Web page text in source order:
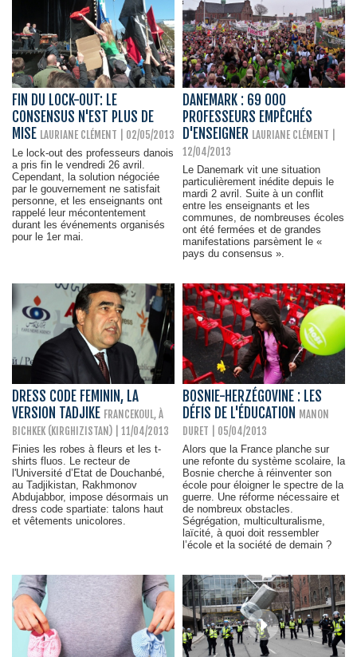
FIN DU LOCK-OUT: LE
CONSENSUS N'EST PLUS DE
MISE LAURIANE CLÉMENT | 02/05/2013
Le lock-out des professeurs danois
a pris fin le vendredi 26 avril.
Cependant, la solution négociée
par le gouvernement ne satisfait
personne, et les enseignants ont
rappelé leur mécontentement
durant les événements organisés
pour le 1er mai.
DANEMARK : 69 000
PROFESSEURS EMPÊCHÉS
D'ENSEIGNER LAURIANE CLÉMENT
12/04/2013
Le Danemark vit une situation
particulièrement inédite depuis le
mardi 2 avril. Suite à un conflit
entre les enseignants et les
communes, de nombreuses écoles
ont été fermées et de grandes
manifestations parsèment le «
pays du consensus ».
DRESS CODE FEMININ, LA
VERSION TADJIKE FRANCEKOUL, À
BICHKEK (KIRGHIZISTAN) | 11/04/2013
Finies les robes à fleurs et les t-
shirts fluos. Le recteur de
l'Université d’Etat de Douchanbé,
au Tadjikistan, Rakhmonov
Abdujabbor, impose désormais un
dress code spartiate: talons haut
et vêtements unicolores.
BOSNIE-HERZÉGOVINE : LES
DÉFIS DE L'ÉDUCATION MANON
DURET | 05/04/2013
Alors que la France planche sur
une refonte du système scolaire, la
Bosnie cherche à réinventer son
école pour éloigner le spectre de la
guerre. Une réforme nécessaire et
de nombreux obstacles.
Ségrégation, multiculturalisme,
laïcité, à quoi doit ressembler
l’école et la société de demain ?